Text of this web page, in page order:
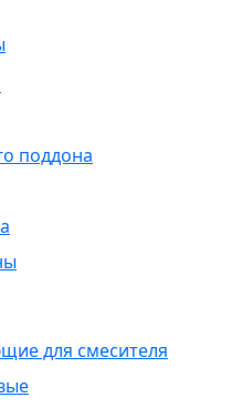
поддона
для смесителя